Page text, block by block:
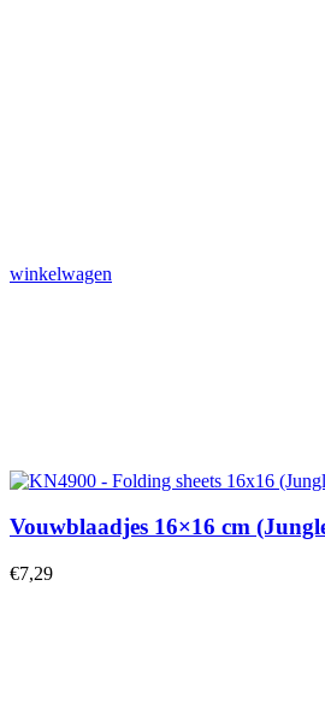
winkelwagen
Vouwblaadjes 16×16 cm
€7,29